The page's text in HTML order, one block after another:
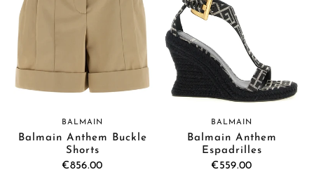
BALMAIN
Balmain Anthem Buckle
Shorts
€856.00
BALMAIN
Balmain Anthem
Espadrilles
€559.00